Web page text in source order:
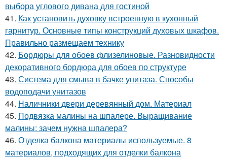
выбора углового дивана для гостиной
41. Как установить духовку встроенную в кухонный
гарнитур. Основные типы конструкций духовых шкафов.
Правильно размещаем технику
42. Бордюры для обоев флизелиновые. Разновидности
декоративного бордюра для обоев по структуре
43. Система для смыва в бачке унитаза. Способы
водоподачи унитазов
44. Наличники двери деревянный дом. Материал
45. Подвязка малины на шпалере. Выращивание
малины: зачем нужна шпалера?
46. Отделка балкона материалы используемые. 8
материалов, подходящих для отделки балкона